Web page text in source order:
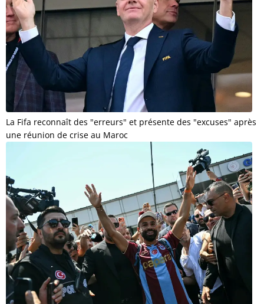
La Fifa reconnaît des "erreurs" et présente des "excuses" après
une réunion de crise au Maroc